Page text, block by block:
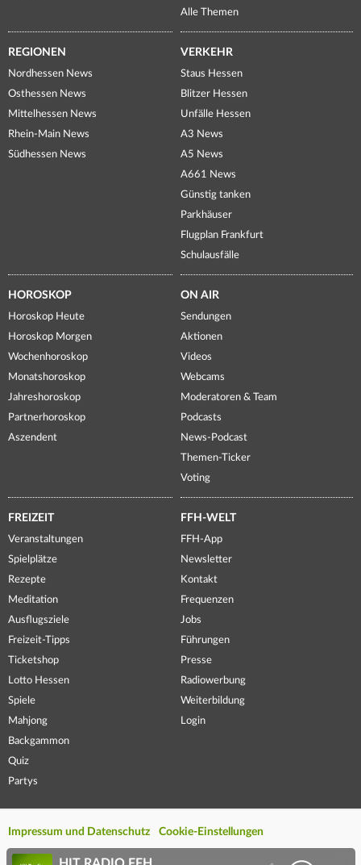
Alle Themen
REGIONEN
Nordhessen News
Osthessen News
Mittelhessen News
Rhein-Main News
Südhessen News
VERKEHR
Staus Hessen
Blitzer Hessen
Unfälle Hessen
A3 News
A5 News
A661 News
Günstig tanken
Parkhäuser
Flugplan Frankfurt
Schulausfälle
HOROSKOP
Horoskop Heute
Horoskop Morgen
Wochenhoroskop
Monatshoroskop
Jahreshoroskop
Partnerhoroskop
Aszendent
ON AIR
Sendungen
Aktionen
Videos
Webcams
Moderatoren & Team
Podcasts
News-Podcast
Themen-Ticker
Voting
FREIZEIT
Veranstaltungen
Spielplätze
Rezepte
Meditation
Ausflugsziele
Freizeit-Tipps
Ticketshop
Lotto Hessen
Spiele
Mahjong
Backgammon
Quiz
Partys
FFH-WELT
FFH-App
Newsletter
Kontakt
Frequenzen
Jobs
Führungen
Presse
Radiowerbung
Weiterbildung
Login
Impressum und Datenschutz Cookie-Einstellungen